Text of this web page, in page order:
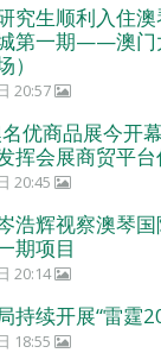
究生顺利入住
城第一期——澳门
）
20:57
优商品展今开
挥会展商贸平台
20:45
浩辉视察澳琴
期项目
20:14
持续开展“雷霆
18:55